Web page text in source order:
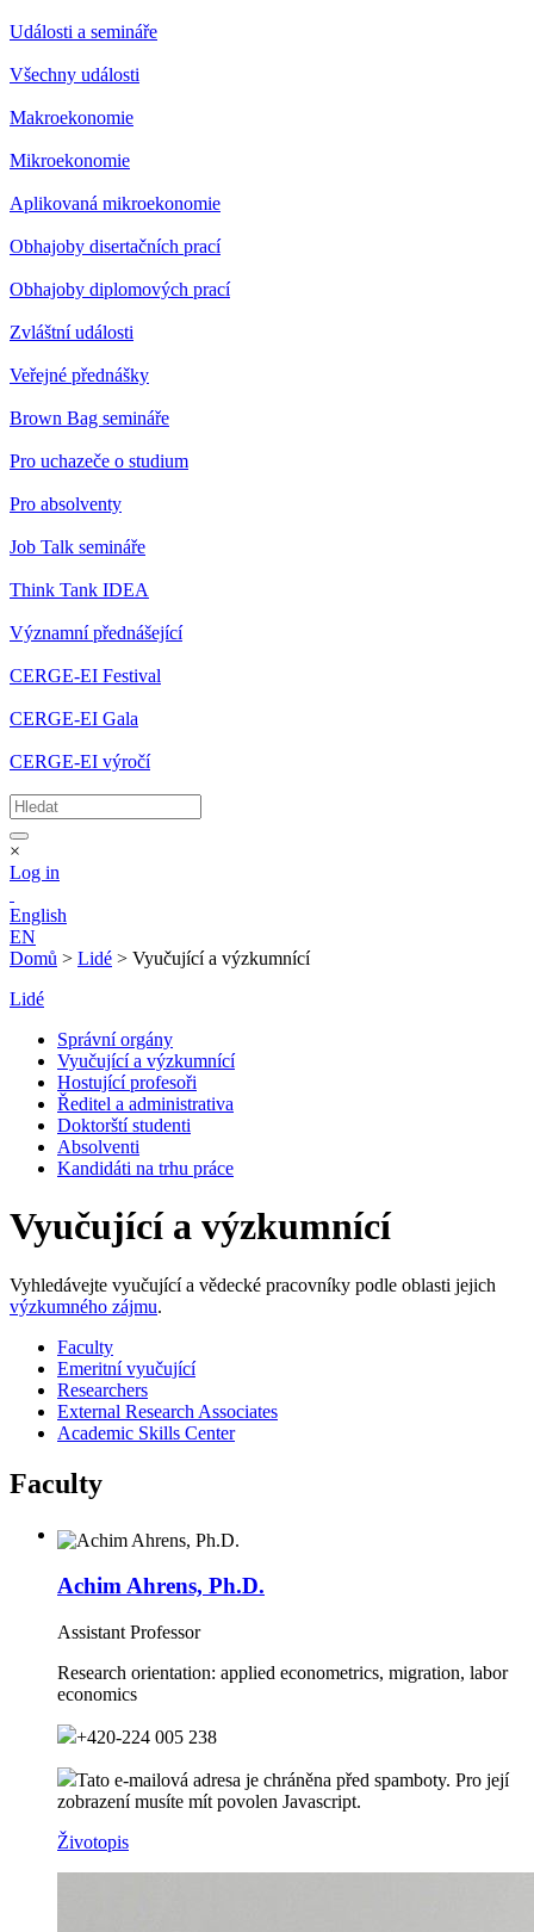
Události a semináře
Všechny události
Makroekonomie
Mikroekonomie
Aplikovaná mikroekonomie
Obhajoby disertačních prací
Obhajoby diplomových prací
Zvláštní události
Veřejné přednášky
Brown Bag semináře
Pro uchazeče o studium
Pro absolventy
Job Talk semináře
Think Tank IDEA
Významní přednášející
CERGE-EI Festival
CERGE-EI Gala
CERGE-EI výročí
×
Log in
English
EN
Domů > Lidé > Vyučující a výzkumnící
Lidé
Správní orgány
Vyučující a výzkumnící
Hostující profesoři
Ředitel a administrativa
Doktorští studenti
Absolventi
Kandidáti na trhu práce
Vyučující a výzkumnící
Vyhledávejte vyučující a vědecké pracovníky podle oblasti jejich
výzkumného zájmu.
Faculty
Emeritní vyučující
Researchers
External Research Associates
Academic Skills Center
Faculty
Achim Ahrens, Ph.D.
Assistant Professor
Research orientation: applied econometrics, migration, labor
economics
+420-224 005 238
Tato e-mailová adresa je chráněna před spamboty. Pro její
zobrazení musíte mít povolen Javascript.
Životopis